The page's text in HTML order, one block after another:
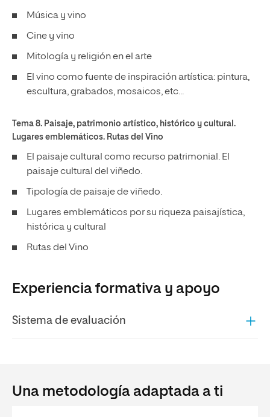
Música y vino
Cine y vino
Mitología y religión en el arte
El vino como fuente de inspiración artística: pintura,
escultura, grabados, mosaicos, etc...
Tema 8. Paisaje, patrimonio artístico, histórico y cultural.
Lugares emblemáticos. Rutas del Vino
El paisaje cultural como recurso patrimonial. El
paisaje cultural del viñedo.
Tipología de paisaje de viñedo.
Lugares emblemáticos por su riqueza paisajística,
histórica y cultural
Rutas del Vino
Experiencia formativa y apoyo
Sistema de evaluación
Una metodología adaptada a ti